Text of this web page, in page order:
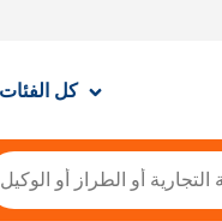
كل الفئات